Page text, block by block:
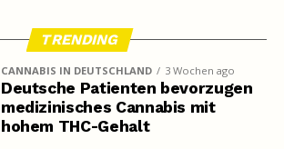
TRENDING
CANNABIS IN DEUTSCHLAND 3 Wochen ago
Deutsche Patienten bevorzugen
medizinisches Cannabis mit
hohem THC-Gehalt